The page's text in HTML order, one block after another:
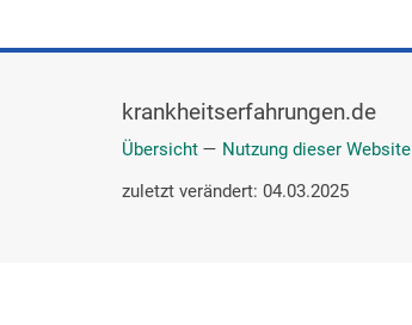
krankheitserfahrungen.de
Übersicht — Nutzung dieser Website
zuletzt verändert: 04.03.2025